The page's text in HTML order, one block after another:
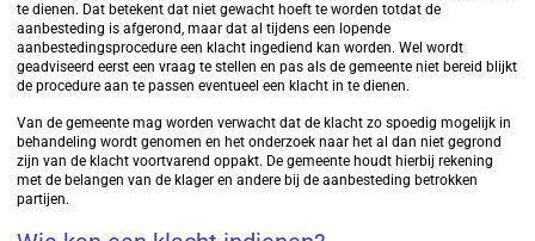
te dienen. Dat betekent dat niet gewacht hoeft te worden totdat de
aanbesteding is afgerond, maar dat al tijdens een lopende
aanbestedingsprocedure een klacht ingediend kan worden. Wel wordt
geadviseerd eerst een vraag te stellen en pas als de gemeente niet bereid blijkt
de procedure aan te passen eventueel een klacht in te dienen.
Van de gemeente mag worden verwacht dat de klacht zo spoedig mogelijk in
behandeling wordt genomen en het onderzoek naar het al dan niet gegrond
zijn van de klacht voortvarend oppakt. De gemeente houdt hierbij rekening
met de belangen van de klager en andere bij de aanbesteding betrokken
partijen.